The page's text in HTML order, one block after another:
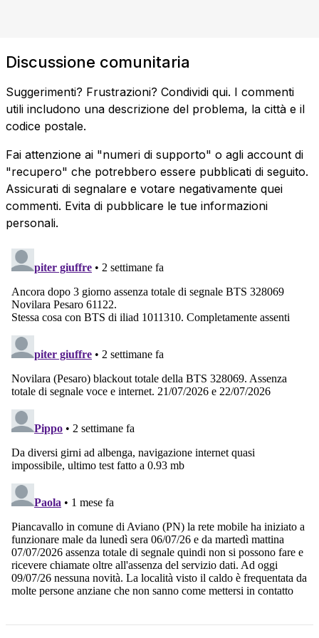
Discussione comunitaria
Suggerimenti? Frustrazioni? Condividi qui. I commenti
utili includono una descrizione del problema, la città e il
codice postale.
Fai attenzione ai "numeri di supporto" o agli account di
"recupero" che potrebbero essere pubblicati di seguito.
Assicurati di segnalare e votare negativamente quei
commenti. Evita di pubblicare le tue informazioni
personali.